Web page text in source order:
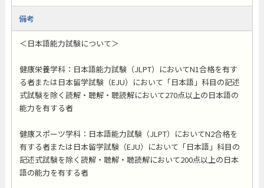
備考
＜日本語能力試験について＞
健康栄養学科：日本語能力試験（JLPT）においてN1合格を有す
る者または日本留学試験（EJU）において「日本語」科目の記述
式試験を除く読解・聴解・聴読解において270点以上の日本語の
能力を有する者
健康スポーツ学科：日本語能力試験（JLPT）においてN2合格を
有する者または日本留学試験（EJU）において「日本語」科目の
記述式試験を除く読解・聴解・聴読解において200点以上の日本
語の能力を有する者